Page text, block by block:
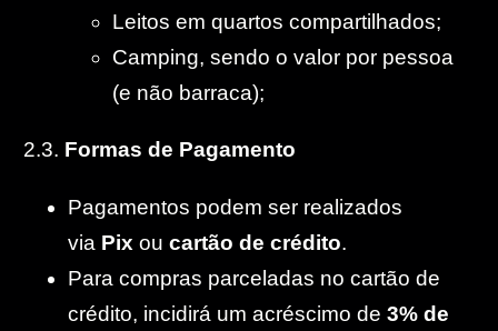
Leitos em quartos compartilhados;
Camping, sendo o valor por pessoa
(e não barraca);
2.3. Formas de Pagamento
Pagamentos podem ser realizados
via Pix oucartão de crédito.
Para compras parceladas no cartão de
crédito, incidirá um acréscimo de3% de